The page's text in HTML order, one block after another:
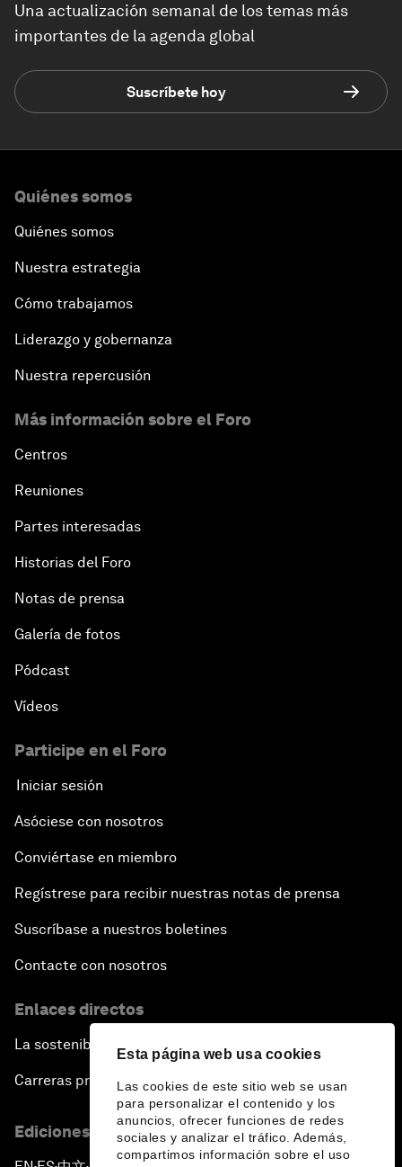
Esta página web usa cookies
Las cookies de este sitio web se usan
para personalizar el contenido y los
anuncios, ofrecer funciones de redes
sociales y analizar el tráfico. Además,
compartimos información sobre el uso
Una actualización semanal de los temas más
importantes de la agenda global
Suscríbete hoy
Quiénes somos
Quiénes somos
Nuestra estrategia
Cómo trabajamos
Liderazgo y gobernanza
Nuestra repercusión
Más información sobre el Foro
Centros
Reuniones
Partes interesadas
Historias del Foro
Notas de prensa
Galería de fotos
Pódcast
Vídeos
Participe en el Foro
Iniciar sesión
Asóciese con nosotros
Conviértase en miembro
Regístrese para recibir nuestras notas de prensa
Suscríbase a nuestros boletines
Contacte con nosotros
Enlaces directos
La sostenibilidad en el Foro
Carreras profesionales
Ediciones en otros idiomas